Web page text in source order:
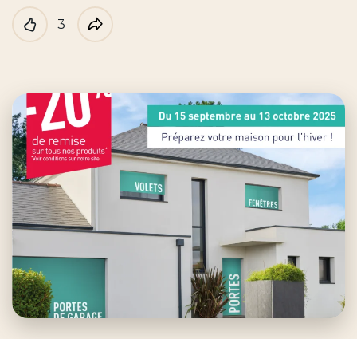
Like
3
Partager